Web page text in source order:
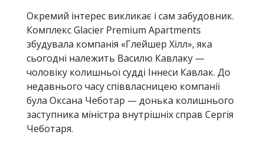
Окремий інтерес викликає і сам забудовник.
Комплекс Glacier Premium Apartments
збудувала компанія «Глейшер Хілл», яка
сьогодні належить Василю Кавлаку —
чоловіку колишньої судді Іннеси Кавлак. До
недавнього часу співвласницею компанії
була Оксана Чеботар — донька колишнього
заступника міністра внутрішніх справ Сергія
Чеботаря.